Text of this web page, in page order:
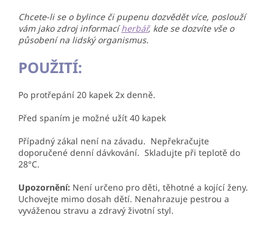
Chcete-li se o bylince či pupenu dozvědět více, poslouží
vám jako zdroj informacíherbář, kde se dozvíte vše o
působení na lidský organismus.
POUŽITÍ:
Po protřepání 20 kapek 2x denně.
Před spaním je možné užít 40 kapek
Případný zákal není na závadu. Nepřekračujte
doporučené denní dávkování. Skladujte při teplotě do
28°C.
Upozornění: Není určeno pro děti, těhotné a kojící ženy.
Uchovejte mimo dosah dětí. Nenahrazuje pestrou a
vyváženou stravu a zdravý životní styl.